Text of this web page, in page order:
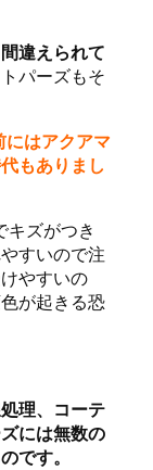
間違えられて
パーズもそ
にはアクアマ
もありまし
キズがつき
すいので注
やすいの
が起きる恐
理、コーテ
には無数の
です。